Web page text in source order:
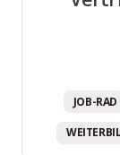
JOB-RAD